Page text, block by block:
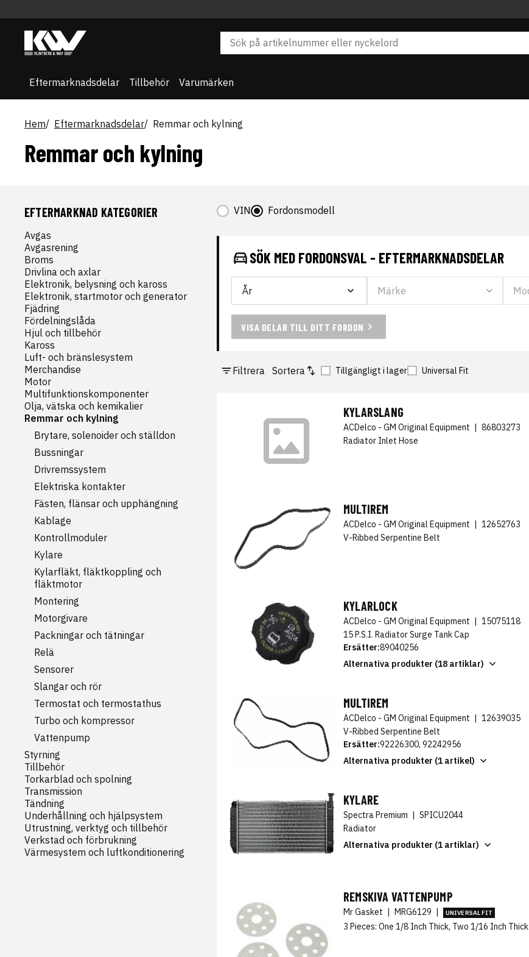
Eftermarknadsdelar Tillbehör Varumärken
Hem Eftermarknadsdelar Remmar och kylning
Remmar och kylning
EFTERMARKNAD KATEGORIER
Avgas
Avgasrening
Broms
Drivlina och axlar
Elektronik, belysning och kaross
Elektronik, startmotor och generator
Fjädring
Fördelningslåda
Hjul och tillbehör
Kaross
Luft- och bränslesystem
Merchandise
Motor
Multifunktionskomponenter
Olja, vätska och kemikalier
Remmar och kylning
Brytare, solenoider och ställdon
Bussningar
Drivremssystem
Elektriska kontakter
Fästen, flänsar och upphängning
Kablage
Kontrollmoduler
Kylare
Kylarfläkt, fläktkoppling och
fläktmotor
Montering
Motorgivare
Packningar och tätningar
Relä
Sensorer
Slangar och rör
Termostat och termostathus
Turbo och kompressor
Vattenpump
Styrning
Tillbehör
Torkarblad och spolning
Transmission
Tändning
Underhållning och hjälpsystem
Utrustning, verktyg och tillbehör
Verkstad och förbrukning
Värmesystem och luftkonditionering
VIN Fordonsmodell
SÖK MED FORDONSVAL - EFTERMARKNADSDELAR
VISA DELAR TILL DITT FORDON
Filtrera Sortera Tillgängligt i lager Universal Fit
KYLARSLANG
ACDelco - GM Original Equipment | 86803273
Radiator Inlet Hose
MULTIREM
ACDelco - GM Original Equipment | 12652763
V-Ribbed Serpentine Belt
KYLARLOCK
ACDelco - GM Original Equipment | 15075118
15 P.S.I. Radiator Surge Tank Cap
Ersätter:89040256
Alternativa produkter (18 artiklar)
MULTIREM
ACDelco - GM Original Equipment | 12639035
V-Ribbed Serpentine Belt
Ersätter:92226300, 92242956
Alternativa produkter (1 artikel)
KYLARE
Spectra Premium | SPICU2044
Radiator
Alternativa produkter (1 artiklar)
REMSKIVA VATTENPUMP
Mr Gasket | MRG6129 | UNIVERSAL FIT
3 Pieces: One 1/8 Inch Thick, Two 1/16 Inch Thick